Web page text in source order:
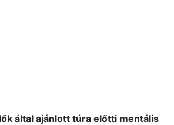
által ajánlott túra előtti mentális